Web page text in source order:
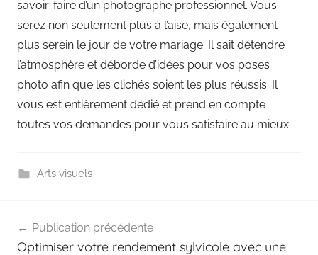
savoir-faire d’un photographe professionnel. Vous
serez non seulement plus à l’aise, mais également
plus serein le jour de votre mariage. Il sait détendre
l’atmosphère et déborde d’idées pour vos poses
photo afin que les clichés soient les plus réussis. Il
vous est entièrement dédié et prend en compte
toutes vos demandes pour vous satisfaire au mieux.
Arts visuels
de
Publication précédente
Optimiser votre rendement sylvicole avec une